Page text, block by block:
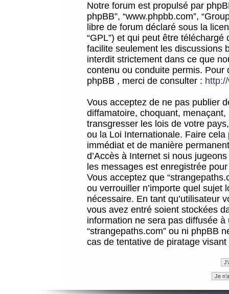
Notre forum est propulsé par
phpBB”, “www.phpbb.com”,
libre de forum déclaré sous la
“GPL”) et qui peut être téléchargé
facilite seulement les discussions
interdit strictement dans ce que
contenu ou conduite permis.
phpBB , merci de consulter :
Vous acceptez de ne pas publier
diffamatoire, choquant,
transgresser les lois de votre
ou la Loi Internationale. Faire
immédiat et de manière
d’Accès à Internet si nous
les messages est enregistrée
Vous acceptez que
ou verrouiller n’importe quel sujet
nécessaire. En tant qu’utilisateur
vous avez entré soient stockées
information ne sera pas diffusée
“strangepaths.com” ou ni phpBB
cas de tentative de piratage